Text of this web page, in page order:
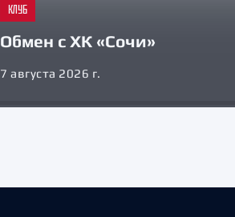
КЛУБ
Обмен с ХК «Сочи»
7 августа 2026 г.